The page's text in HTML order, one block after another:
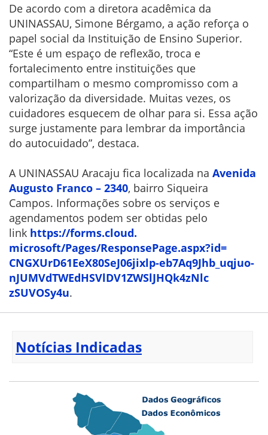
De acordo com a diretora acadêmica da
UNINASSAU, Simone Bérgamo, a ação reforça o
papel social da Instituição de Ensino Superior.
“Este é um espaço de reflexão, troca e
fortalecimento entre instituições que
compartilham o mesmo compromisso com a
valorização da diversidade. Muitas vezes, os
cuidadores esquecem de olhar para si. Essa ação
surge justamente para lembrar da importância
do autocuidado”, destaca.
A UNINASSAU Aracaju fica localizada na Avenida
Augusto Franco – 2340, bairro Siqueira
Campos. Informações sobre os serviços e
agendamentos podem ser obtidas pelo
link https://forms.cloud.
microsoft/Pages/ResponsePage.aspx?id=
CNGXUrD61EeX80SeJ06jixlp-eb7Aq9Jhb_uqjuo-
nJUMVdTWEdHSVlDV1ZWSlJHQk4zNlc
zSUVOSy4u.
Notícias Indicadas